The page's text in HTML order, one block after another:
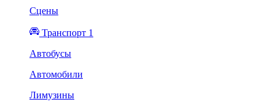
Сцены
Транспорт 1
Автобусы
Автомобили
Лимузины